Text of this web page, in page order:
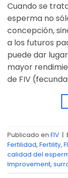
Cuando se
esperma no
concepción,
a los futuros
puede dar
mayor
de FIV
Publicado en FIV |
Fertilidad, Fertility,
calidad del
Improvement,